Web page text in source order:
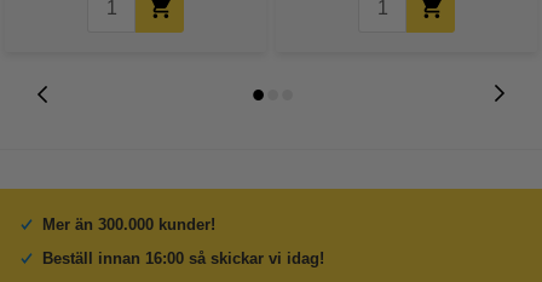
Mer än 300.000 kunder!
Beställ innan 16:00 så skickar vi idag!